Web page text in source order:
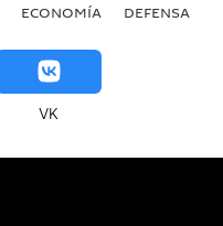
ECONOMÍA DEFENSA
VK